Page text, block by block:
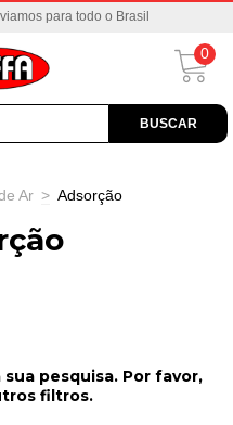
para todo o Brasil
BUSCAR
0
Ar > Adsorção
pesquisa. Por favor,
filtros.